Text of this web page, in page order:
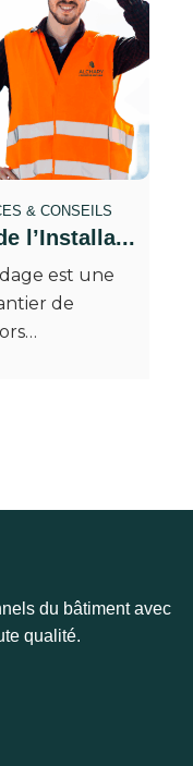
& CONSEILS
l’Installa...
est une
de
du bâtiment avec
qualité.